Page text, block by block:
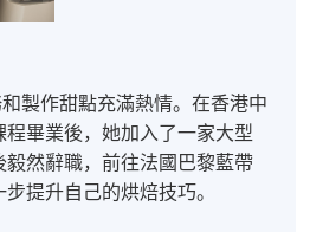
製作甜點充滿熱情。在香港中
畢業後，她加入了一家大型
然辭職，前往法國巴黎藍帶
提升自己的烘焙技巧。